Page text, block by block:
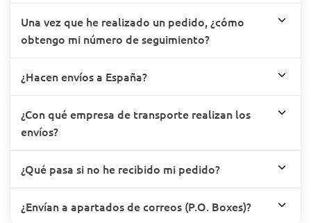
Una vez que he realizado un pedido, ¿cómo
obtengo mi número de seguimiento?
¿Hacen envíos a España?
¿Con qué empresa de transporte realizan los
envíos?
¿Qué pasa si no he recibido mi pedido?
¿Envían a apartados de correos (P.O. Boxes)?